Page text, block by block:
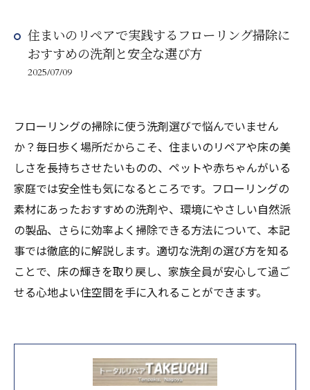
住まいのリペアで実践するフローリング掃除に
おすすめの洗剤と安全な選び方
2025/07/09
フローリングの掃除に使う洗剤選びで悩んでいません
か？毎日歩く場所だからこそ、住まいのリペアや床の美
しさを長持ちさせたいものの、ペットや赤ちゃんがいる
家庭では安全性も気になるところです。フローリングの
素材にあったおすすめの洗剤や、環境にやさしい自然派
の製品、さらに効率よく掃除できる方法について、本記
事では徹底的に解説します。適切な洗剤の選び方を知る
ことで、床の輝きを取り戻し、家族全員が安心して過ご
せる心地よい住空間を手に入れることができます。